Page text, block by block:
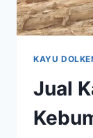
KAYU
Jual